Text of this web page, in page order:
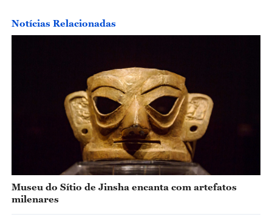
Notícias Relacionadas
Museu do Sítio de Jinsha encanta com artefatos
milenares